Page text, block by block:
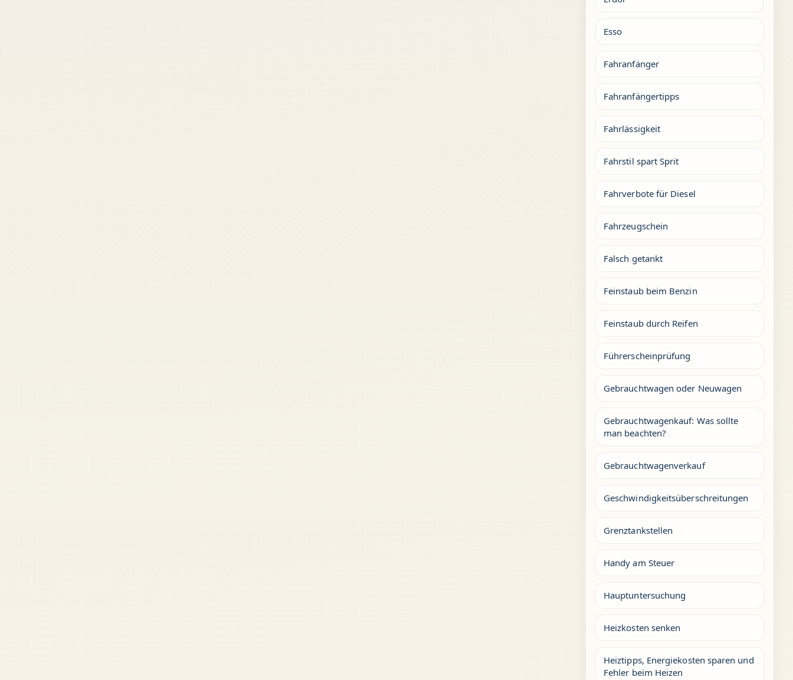
Esso
Fahranfänger
Fahranfängertipps
Fahrlässigkeit
Fahrstil spart Sprit
Fahrverbote für Diesel
Fahrzeugschein
Falsch getankt
Feinstaub beim Benzin
Feinstaub durch Reifen
Führerscheinprüfung
Gebrauchtwagen oder Neuwagen
Gebrauchtwagenkauf: Was sollte
man beachten?
Gebrauchtwagenverkauf
Geschwindigkeitsüberschreitungen
Grenztankstellen
Handy am Steuer
Hauptuntersuchung
Heizkosten senken
Heiztipps, Energiekosten sparen und
Fehler beim Heizen